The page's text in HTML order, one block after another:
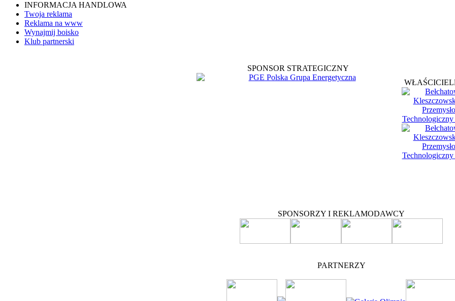
INFORMACJA HANDLOWA
Twoja reklama
Reklama na www
Wynajmij boisko
Klub partnerski
SPONSOR STRATEGICZNY
SPONSORZY I REKLAMODAWCY
PARTNERZY